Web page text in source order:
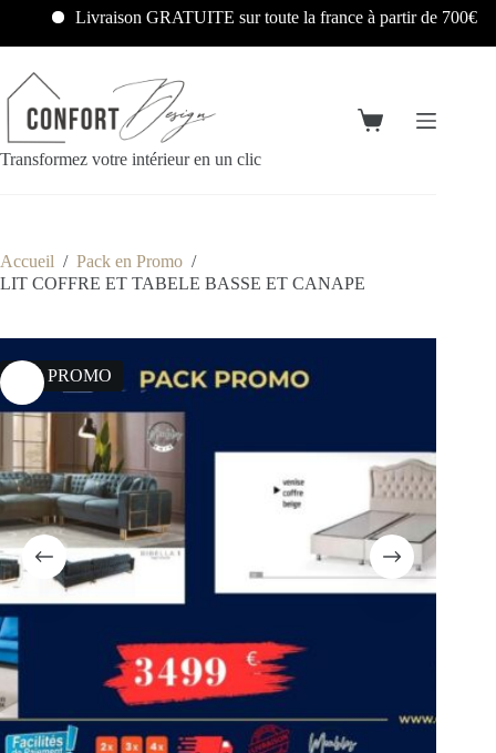
Livraison GRATUITE sur toute la france à partir de 700€
Transformez votre intérieur en un clic
Accueil / Pack en Promo /
LIT COFFRE ET TABELE BASSE ET CANAPE
13% PROMO